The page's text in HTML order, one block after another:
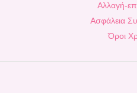
Αλλαγή-
Ασφάλεια
Όροι